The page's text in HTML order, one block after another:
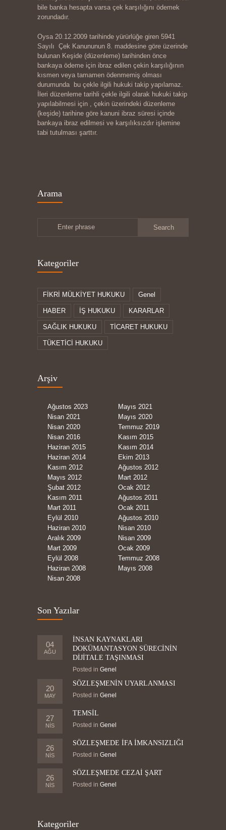
bile banka hesapta varsa çek karşılığını ödemek
zorundadır.
Oysa 20.12.2009 tarihinde yürürlüğe giren 5941
Sayılı Çek Kanununun 8. maddesine göre üzerinde
bulunan Keşide (düzenleme) tarihinden önce
bankaya ödeme için ibraz edilen çekin karşılığının
kısmen veya tamamen ödenmemiş olması
durumunda bu çekle ilgili hukuki takip yapılamaz.
İleri düzenleme tarihli çekle ilgili olarak hukuki takip
yapılabilmesi için , çekin üzerindeki düzenleme
(keşide) tarihine göre kanuni ibraz süresi içinde
bankaya ibraz edilmesi ve karşılıksızdır işlemine
tabi tutulması şarttır.
Arama
Enter phrase
Kategoriler
FİKRİ MÜLKİYET HUKUKU Genel
HABER İŞ HUKUKU KARARLAR
SAĞLIK HUKUKU TİCARET HUKUKU
TÜKETİCİ HUKUKU
Arşiv
Ağustos 2023
Mayıs 2021
Nisan 2021
Mayıs 2020
Nisan 2020
Temmuz 2019
Nisan 2016
Kasım 2015
Haziran 2015
Kasım 2014
Haziran 2014
Ekim 2013
Kasım 2012
Ağustos 2012
Mayıs 2012
Mart 2012
Şubat 2012
Ocak 2012
Kasım 2011
Ağustos 2011
Mart 2011
Ocak 2011
Eylül 2010
Ağustos 2010
Haziran 2010
Nisan 2010
Aralık 2009
Nisan 2009
Mart 2009
Ocak 2009
Eylül 2008
Temmuz 2008
Haziran 2008
Mayıs 2008
Nisan 2008
Son Yazılar
04
AĞU
İNSAN KAYNAKLARI
DOKÜMANTASYON SÜRECİNİN
DİJİTALE TAŞINMASI
Posted in Genel
20
MAY
SÖZLEŞMENİN UYARLANMASI
Posted in Genel
27
NIS
TEMSİL
Posted in Genel
26
NIS
SÖZLEŞMEDE İFA İMKANSIZLIĞI
Posted in Genel
26
NIS
SÖZLEŞMEDE CEZAİ ŞART
Posted in Genel
Kategoriler